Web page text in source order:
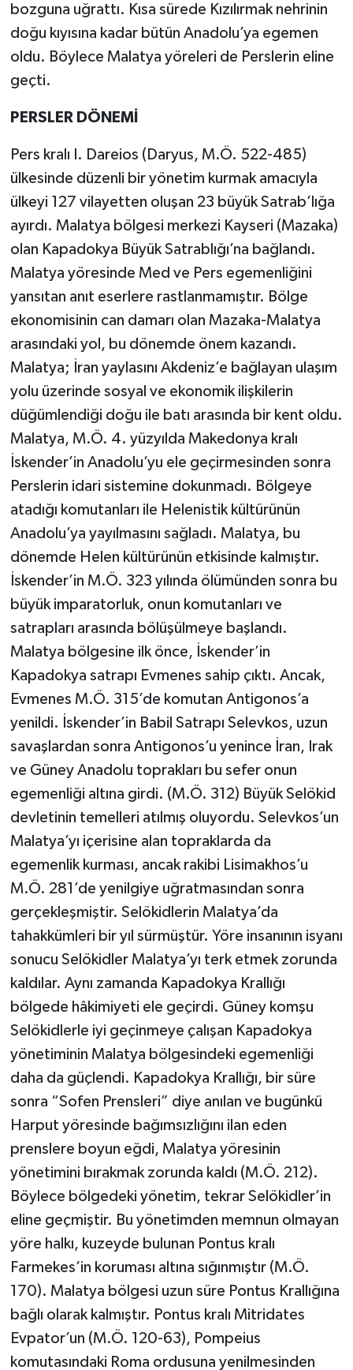
bozguna uğrattı. Kısa sürede Kızılırmak nehrinin
doğu kıyısına kadar bütün Anadolu’ya egemen
oldu. Böylece Malatya yöreleri de Perslerin eline
geçti.
PERSLER DÖNEMİ
Pers kralı I. Dareios (Daryus, M.Ö. 522-485)
ülkesinde düzenli bir yönetim kurmak amacıyla
ülkeyi 127 vilayetten oluşan 23 büyük Satrab’lığa
ayırdı. Malatya bölgesi merkezi Kayseri (Mazaka)
olan Kapadokya Büyük Satrablığı’na bağlandı.
Malatya yöresinde Med ve Pers egemenliğini
yansıtan anıt eserlere rastlanmamıştır. Bölge
ekonomisinin can damarı olan Mazaka-Malatya
arasındaki yol, bu dönemde önem kazandı.
Malatya; İran yaylasını Akdeniz’e bağlayan ulaşım
yolu üzerinde sosyal ve ekonomik ilişkilerin
düğümlendiği doğu ile batı arasında bir kent oldu.
Malatya, M.Ö. 4. yüzyılda Makedonya kralı
İskender’in Anadolu’yu ele geçirmesinden sonra
Perslerin idari sistemine dokunmadı. Bölgeye
atadığı komutanları ile Helenistik kültürünün
Anadolu’ya yayılmasını sağladı. Malatya, bu
dönemde Helen kültürünün etkisinde kalmıştır.
İskender’in M.Ö. 323 yılında ölümünden sonra bu
büyük imparatorluk, onun komutanları ve
satrapları arasında bölüşülmeye başlandı.
Malatya bölgesine ilk önce, İskender’in
Kapadokya satrapı Evmenes sahip çıktı. Ancak,
Evmenes M.Ö. 315’de komutan Antigonos’a
yenildi. İskender’in Babil Satrapı Selevkos, uzun
savaşlardan sonra Antigonos’u yenince İran, Irak
ve Güney Anadolu toprakları bu sefer onun
egemenliği altına girdi. (M.Ö. 312) Büyük Selökid
devletinin temelleri atılmış oluyordu. Selevkos’un
Malatya’yı içerisine alan topraklarda da
egemenlik kurması, ancak rakibi Lisimakhos’u
M.Ö. 281’de yenilgiye uğratmasından sonra
gerçekleşmiştir. Selökidlerin Malatya’da
tahakkümleri bir yıl sürmüştür. Yöre insanının isyanı
sonucu Selökidler Malatya’yı terk etmek zorunda
kaldılar. Aynı zamanda Kapadokya Krallığı
bölgede hâkimiyeti ele geçirdi. Güney komşu
Selökidlerle iyi geçinmeye çalışan Kapadokya
yönetiminin Malatya bölgesindeki egemenliği
daha da güçlendi. Kapadokya Krallığı, bir süre
sonra “Sofen Prensleri” diye anılan ve bugünkü
Harput yöresinde bağımsızlığını ilan eden
prenslere boyun eğdi, Malatya yöresinin
yönetimini bırakmak zorunda kaldı (M.Ö. 212).
Böylece bölgedeki yönetim, tekrar Selökidler’in
eline geçmiştir. Bu yönetimden memnun olmayan
yöre halkı, kuzeyde bulunan Pontus kralı
Farmekes’in koruması altına sığınmıştır (M.Ö.
170). Malatya bölgesi uzun süre Pontus Krallığına
bağlı olarak kalmıştır. Pontus kralı Mitridates
Evpator’un (M.Ö. 120-63), Pompeius
komutasındaki Roma ordusuna yenilmesinden